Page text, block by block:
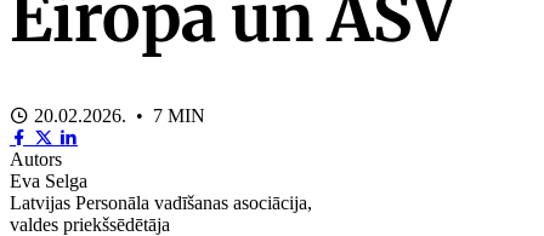
Eiropā un ASV
20.02.2026. • 7 MIN
Autors
Eva Selga
Latvijas Personāla vadīšanas asociācija,
valdes priekšsēdētāja